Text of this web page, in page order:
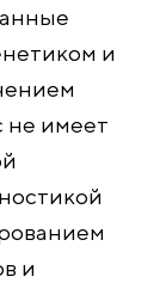
и
не имеет
и